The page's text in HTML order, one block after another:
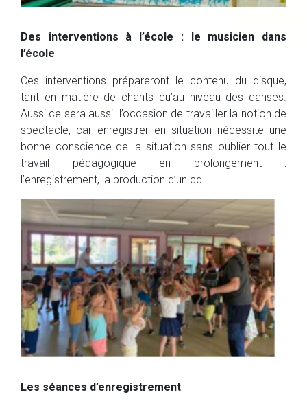
Des interventions à l’école : le musicien dans
l’école
Ces interventions prépareront le contenu du disque,
tant en matière de chants qu’au niveau des danses.
Aussi ce sera aussi l’occasion de travailler la notion de
spectacle, car enregistrer en situation nécessite une
bonne conscience de la situation sans oublier tout le
travail pédagogique en prolongement :
l’enregistrement, la production d’un cd.
Les séances d’enregistrement